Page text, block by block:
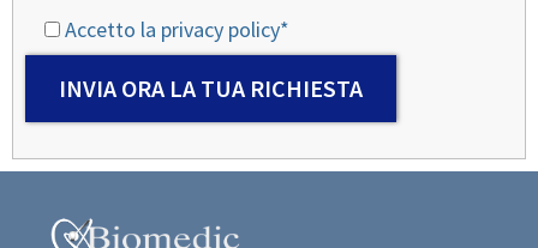
Accetto la privacy policy*